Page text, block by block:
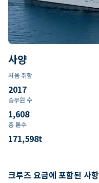
사양
처음 취항
2017
승무원 수
1,608
총 톤수
171,598t
크루즈 요금에 포함된 사항